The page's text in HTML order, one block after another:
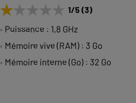
★★★★★
★★★★★ 1/5 (3)
Puissance : 1,8 GHz
Mémoire vive (RAM) : 3 Go
Mémoire interne (Go) : 32 Go